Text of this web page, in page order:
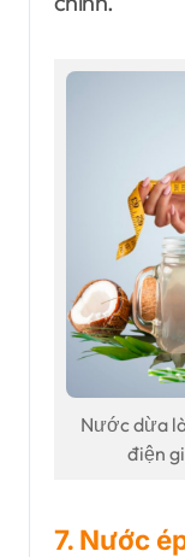
Nước dừa
điện
7. Nước